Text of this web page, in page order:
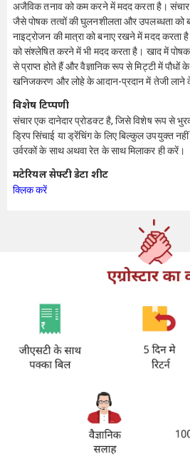
अजैविक तनाव को कम करने में मदद करता है। संचार
जैसे पोषक तत्वों की घुलनशीलता और उपलब्धता को
नाइट्रोजन की मात्रा को बनाए रखने में मदद करता है
को संश्लेषित करने में भी मदद करता है। खाद में पोषक
से प्राप्त होते हैं और वैज्ञानिक रूप से मिट्टी में पौधों
खनिजकरण और लोहे के आदान-प्रदान में तेजी लाने के
विशेष टिप्पणी
संचार एक दानेदार प्रोडक्ट है, जिसे विशेष रूप से
ड्रिप सिंचाई या ड्रेंचिंग के लिए बिल्कुल उपयुक्त
उर्वरकों के साथ अथवा रेत के साथ मिलाकर ही करें।
मटेरियल सेफ्टी डेटा शीट
क्लिक करें